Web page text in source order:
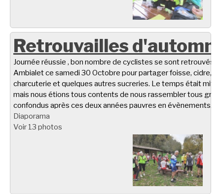
Retrouvailles
Journée réussie , bon nombre de cyclistes se sont retrouvés à
Ambialet ce samedi 30 Octobre pour partager foisse, cidre,
charcuterie et quelques autres sucreries. Le temps était
mais nous étions tous contents de nous rassembler tous
confondus après ces deux années pauvres en évènements.
Diaporama
Voir 13 photos